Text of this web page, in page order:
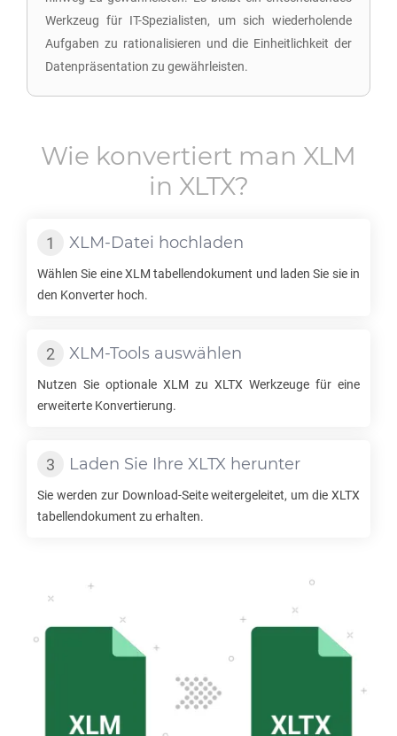
Werkzeug für IT-Spezialisten, um sich wiederholende
Aufgaben zu rationalisieren und die Einheitlichkeit der
Datenpräsentation zu gewährleisten.
Wie konvertiert man XLM
in XLTX?
XLM-Datei hochladen
Wählen Sie eineXLM tabellendokument und laden Sie sie in
den Konverter hoch.
XLM-Tools auswählen
Nutzen Sie optionale XLM zu XLTX Werkzeuge für eine
erweiterte Konvertierung.
Laden Sie Ihre XLTX herunter
Sie werden zur Download-Seite weitergeleitet, um die XLTX
tabellendokument zu erhalten.